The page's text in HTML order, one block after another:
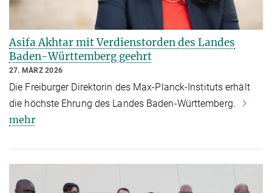
Asifa Akhtar mit Verdienstorden des Landes
Baden-Württemberg geehrt
27. MÄRZ 2026
Die Freiburger Direktorin des Max-Planck-Instituts erhält
die höchste Ehrung des Landes Baden-Württemberg.
mehr